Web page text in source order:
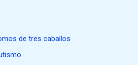
de tres caballos